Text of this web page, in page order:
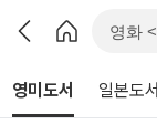
영미도서 일본도서